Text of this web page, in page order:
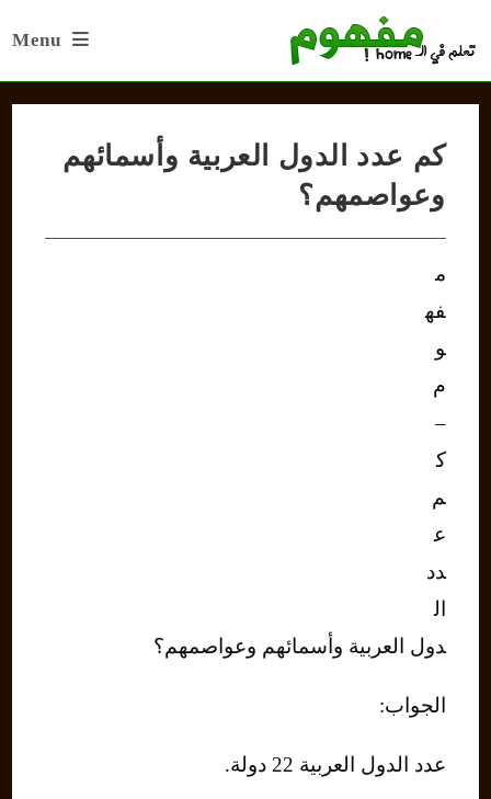
Menu
كم عدد الدول العربية وأسمائهم
وعواصمهم؟
م
فه
و
م
–
ك
م
ع
دد
ال
دول العربية وأسمائهم وعواصمهم؟
الجواب:
عدد الدول العربية 22 دولة.